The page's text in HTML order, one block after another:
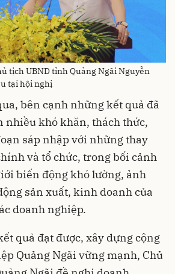
tịch UBND tỉnh Quảng Ngãi Nguyễn
tại hội nghị
bên cạnh những kết quả đã
nhiều khó khăn, thách thức,
sáp nhập với những thay
và tổ chức, trong bối cảnh
biến động khó lường, ảnh
sản xuất, kinh doanh của
doanh nghiệp.
quả đạt được, xây dựng cộng
Quảng Ngãi vững mạnh, Chủ